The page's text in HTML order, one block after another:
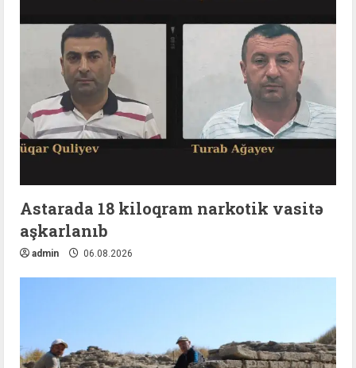
Astarada 18 kiloqram narkotik vasitə
aşkarlanıb
admin 06.08.2026